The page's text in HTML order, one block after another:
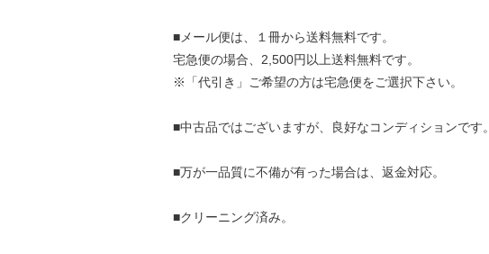
■メール便は、１冊から送料無料です。
宅急便の場合、2,500円以上送料無料です。
※「代引き」ご希望の方は宅急便をご選択下さい。
■中古品ではございますが、良好なコンディションです。
■万が一品質に不備が有った場合は、返金対応。
■クリーニング済み。